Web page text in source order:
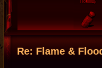
Re: Flame &